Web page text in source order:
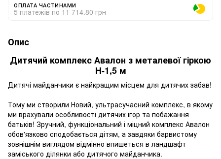
ОПЛАТА ЧАСТИНАМИ
5 платежів по 11 714.80 грн
Опис
Дитячий комплекс Авалон з металевої гіркою
H-1,5 м
Дитячі майданчики є найкращим місцем для дитячих забав!
Тому ми створили Новий, ультрасучасний комплекс, в якому
ми врахували особливості дитячих ігор та побажання
батьків! Зручний, функціональний і міцний комплекс Авалон
обов'язково сподобається дітям, а завдяки барвистому
зовнішнім виглядом відмінно впишеться в ландшафт
заміського ділянки або дитячого майданчика.